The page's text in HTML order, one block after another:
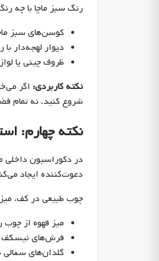
رنگ سبز ماچا با چه
کوسن‌های سبز
دیوار لهجه‌دار
ظروف چینی یا
نکته کاربردی: اگر
شروع کنید، نه تمام
نکته چهارم:
در دکوراسیون داخلی
دعوت‌کننده ایجاد
چوب طبیعی در کف،
میز قهوه از چوب
فرش‌های نیسکف
گلدان‌های سفالی